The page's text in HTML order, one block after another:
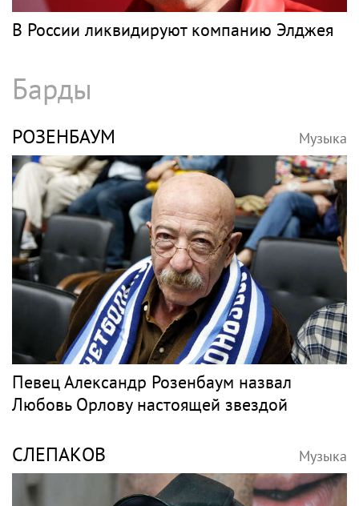
В России ликвидируют компанию Элджея
Барды
РОЗЕНБАУМ Музыка
Певец Александр Розенбаум назвал
Любовь Орлову настоящей звездой
СЛЕПАКОВ Музыка